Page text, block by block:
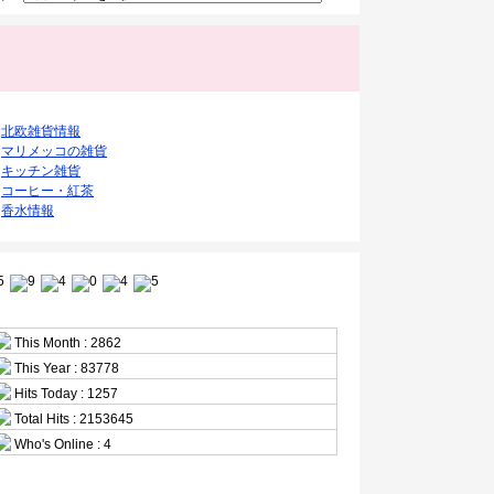
北欧雑貨情報
マリメッコの雑貨
キッチン雑貨
コーヒー・紅茶
香水情報
This Month : 2862
This Year : 83778
Hits Today : 1257
Total Hits : 2153645
Who's Online : 4